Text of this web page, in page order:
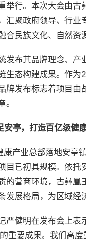
举行。本次大会由
汇聚政府领导、行
合民族文化、自然资
发布其品牌理念、
生态构建成果。作为
牌发布标志着项目
。
安亭，打造百亿级健
康产业总部落地安亭
目已初具规模。依
的营商环境，古彝
发展格局，为区域经
严健明在发布会上表
重要成果。我们高